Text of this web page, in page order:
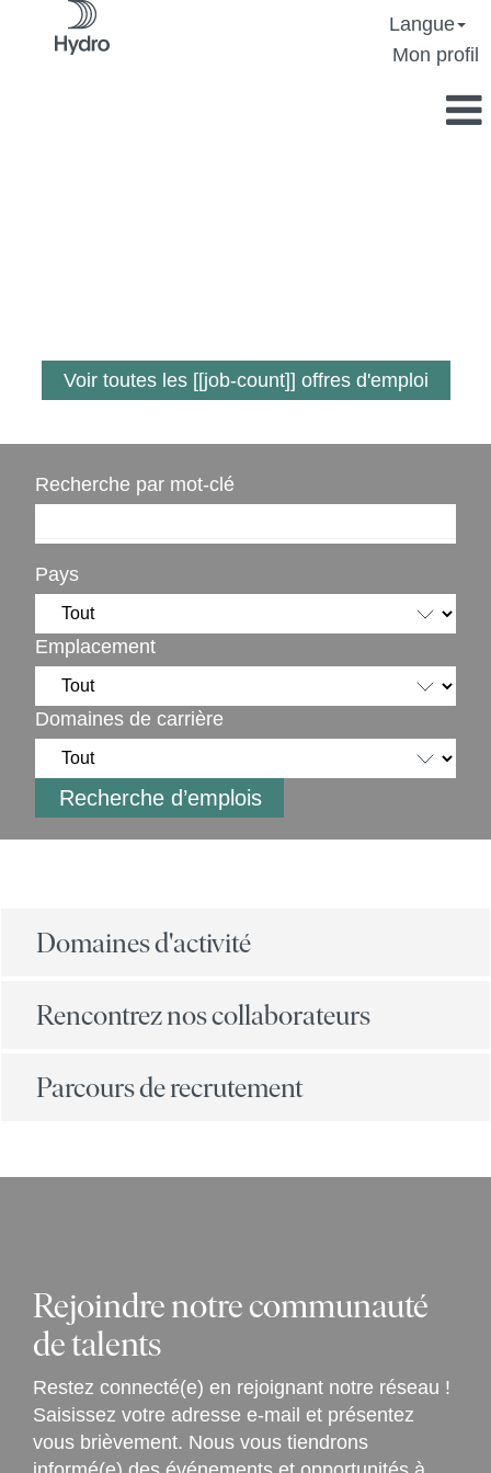
Langue
Mon profil
Voir toutes les [[job-count]] offres d'emploi
Recherche par mot-clé
Pays
Emplacement
Domaines de carrière
Domaines d'activité
Rencontrez nos collaborateurs
Parcours de recrutement
Rejoindre notre communauté
de talents
Restez connecté(e) en rejoignant notre réseau !
Saisissez votre adresse e-mail et présentez
vous brièvement. Nous vous tiendrons